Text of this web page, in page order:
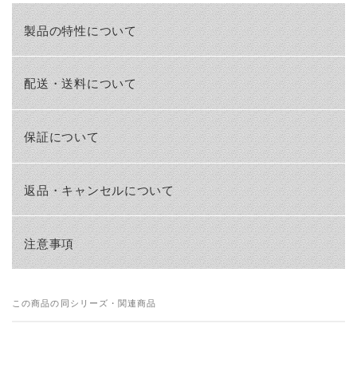
製品の特性について
配送・送料について
保証について
返品・キャンセルについて
注意事項
この商品の同シリーズ・関連商品